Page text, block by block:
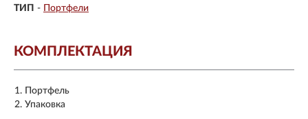
ТИП - Портфели
КОМПЛЕКТАЦИЯ
Портфель
Упаковка